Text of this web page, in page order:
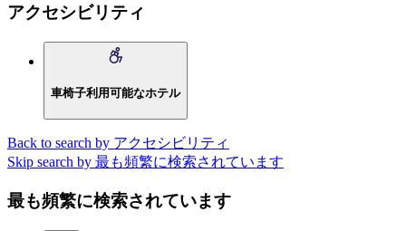
アクセシビリティ
車椅子利用可能なホテル
Back to search by アクセシビリティ
Skip search by 最も頻繁に検索されています
最も頻繁に検索されています